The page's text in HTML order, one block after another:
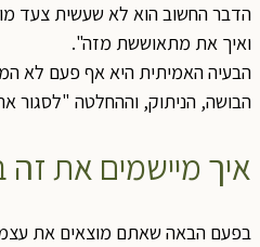
הדבר החשוב הוא לא שעשית צעד
ואיך את מתאוששת מזה".
הבעיה האמיתית היא אף פעם לא
הבושה, הניתוק, וההחלטה "לסגור
איך מיישמים את זה
בפעם הבאה שאתם מוצאים את